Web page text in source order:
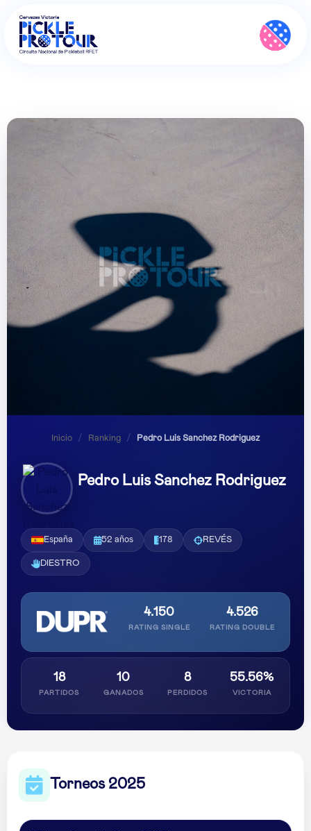
Inicio / Ranking / Pedro Luis Sanchez Rodriguez
Pedro Luis Sanchez Rodriguez
España 52 años 178 REVÉS
DIESTRO
4.150
RATING SINGLE
4.526
RATING DOUBLE
18
PARTIDOS
10
GANADOS
8
PERDIDOS
55.56%
VICTORIA
Torneos 2025